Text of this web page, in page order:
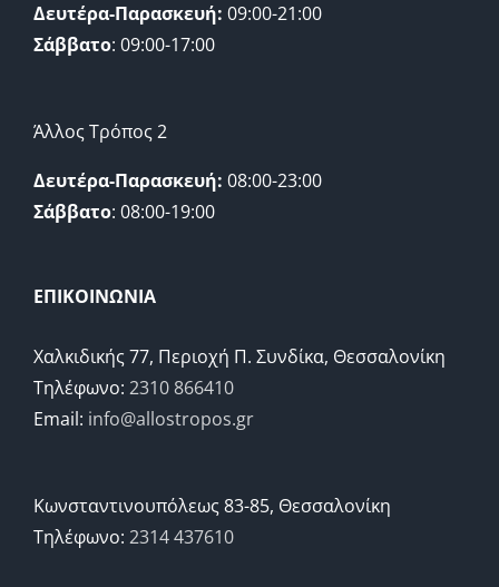
Δευτέρα-Παρασκευή: 09:00-21:00
Σάββατο: 09:00-17:00
Άλλος Τρόπος 2
Δευτέρα-Παρασκευή: 08:00-23:00
Σάββατο: 08:00-19:00
ΕΠΙΚΟΙΝΩΝΙΑ
Χαλκιδικής 77, Περιοχή Π. Συνδίκα, Θεσσαλονίκη
Τηλέφωνο: 2310 866410
Email: info@allostropos.gr
Κωνσταντινουπόλεως 83-85, Θεσσαλονίκη
Τηλέφωνο: 2314 437610